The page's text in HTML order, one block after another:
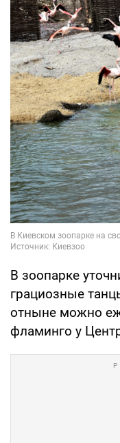
В зоопарке
грациозные
отныне можно
фламинго у